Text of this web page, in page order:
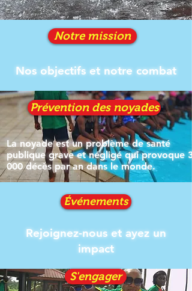
Notre mission
Nos objectifs et notre combat
Prévention des noyades
La noyade est un problème de santé
publique grave et négligé qui provoque
000 décès par an dans le monde.
Événements
Rejoignez-nous et ayez un
impact
S'engager